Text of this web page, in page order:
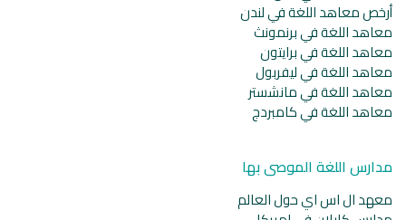
أرخص معاهد اللغة في لندن
معاهد اللغة في برنمونث
معاهد اللغة في برايتون
معاهد اللغة في ليفربول
معاهد اللغة في مانشستر
معاهد اللغة في كامبردج
مدارس اللغة الموصى بها
معهد ال اس اي حول العالم